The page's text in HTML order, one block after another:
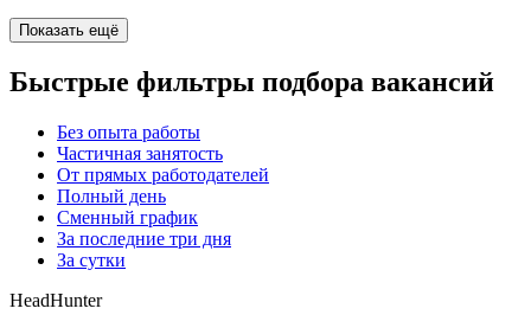
Показать ещё
Быстрые фильтры подбора вакансий
Без опыта работы
Частичная занятость
От прямых работодателей
Полный день
Сменный график
За последние три дня
За сутки
HeadHunter